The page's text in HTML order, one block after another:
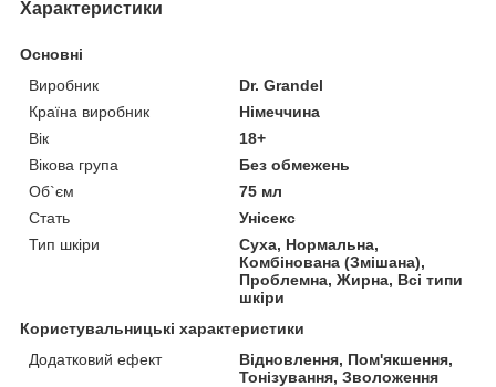
Характеристики
Основні
Виробник
Dr. Grandel
Країна виробник
Німеччина
Вік
18+
Вікова група
Без обмежень
Об`єм
75 мл
Стать
Унісекс
Тип шкіри
Суха, Нормальна,
Комбінована (Змішана),
Проблемна, Жирна, Всі типи
шкіри
Користувальницькі характеристики
Додатковий ефект
Відновлення, Пом'якшення,
Тонізування, Зволоження